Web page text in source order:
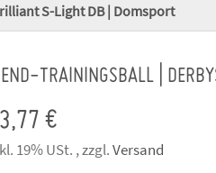
S-Light DB | Domsport
TRAININGSBALL |
€
19% USt. , zzgl.Versand